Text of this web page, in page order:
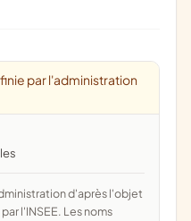
par l'administration
l'INSEE. Les noms